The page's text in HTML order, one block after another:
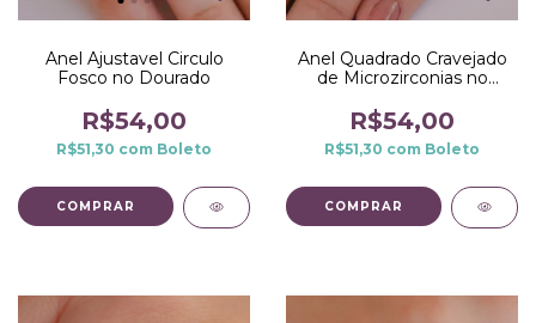
Anel Ajustavel Circulo
Fosco no Dourado
R$54,00
R$51,30 com Boleto
COMPRAR
Anel Quadrado Cravejado
de Microzirconias no
R$54,00
R$51,30 com Boleto
COMPRAR